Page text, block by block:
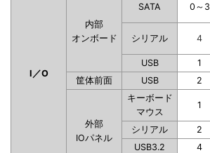
I／O
内部
オンボード
SATA 0～3
シリアル 4
USB
1
筐体前面
USB 2
外部
IOパネル
キーボード
マウス
1
シリアル
2
USB3.2
4